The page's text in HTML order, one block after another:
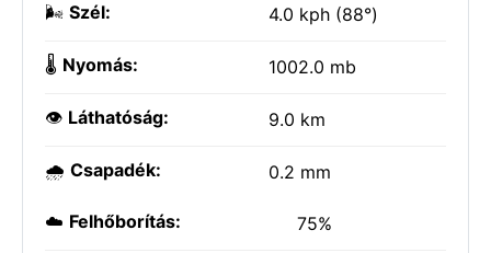
🌬️ Szél: 4.0 kph (88°)
🌡️ Nyomás: 1002.0 mb
👁️ Láthatóság: 9.0 km
🌧️ Csapadék: 0.2 mm
☁️ Felhőborítás: 75%